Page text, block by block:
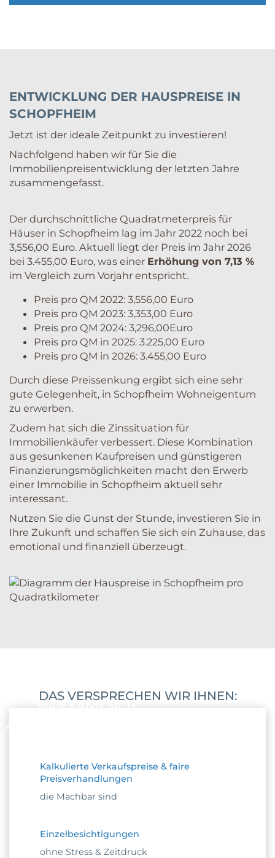
ENTWICKLUNG DER HAUSPREISE IN
SCHOPFHEIM
Jetzt ist der ideale Zeitpunkt zu investieren!
Nachfolgend haben wir für Sie die
Immobilienpreisentwicklung der letzten Jahre
zusammengefasst.
Der durchschnittliche Quadratmeterpreis für
Häuser in Schopfheim lag im Jahr 2022 noch bei
3,556,00 Euro. Aktuell liegt der Preis im Jahr 2026
bei 3.455,00 Euro, was einer Erhöhung von 7,13 %
im Vergleich zum Vorjahr entspricht.
Preis pro QM 2022: 3,556,00 Euro
Preis pro QM 2023: 3,353,00 Euro
Preis pro QM 2024: 3,296,00Euro
Preis pro QM in 2025: 3.225,00 Euro
Preis pro QM in 2026: 3.455,00 Euro
Durch diese Preissenkung ergibt sich eine sehr
gute Gelegenheit, in Schopfheim Wohneigentum
zu erwerben.
Zudem hat sich die Zinssituation für
Immobilienkäufer verbessert. Diese Kombination
aus gesunkenen Kaufpreisen und günstigeren
Finanzierungsmöglichkeiten macht den Erwerb
einer Immobilie in Schopfheim aktuell sehr
interessant.
Nutzen Sie die Gunst der Stunde, investieren Sie in
Ihre Zukunft und schaffen Sie sich ein Zuhause, das
emotional und finanziell überzeugt.
DAS VERSPRECHEN WIR IHNEN:
AUF UNS VERLASSEN
Kalkulierte Verkaufspreise & faire
Preisverhandlungen
die Machbar sind
Einzelbesichtigungen
ohne Stress & Zeitdruck